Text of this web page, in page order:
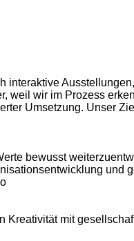
interaktive
weil wir im Prozess
Umsetzung. Unser
bewusst
und
Kreativität mit